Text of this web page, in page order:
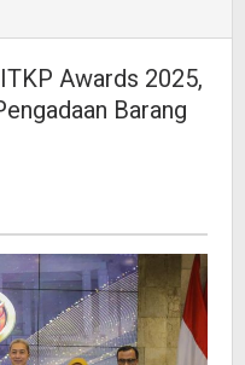
Awards 2025,
Barang